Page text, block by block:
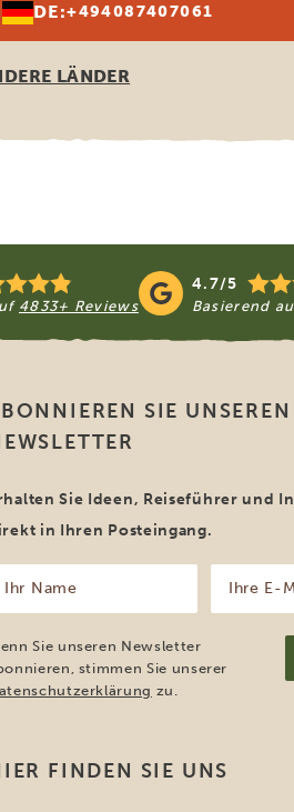
DE:+494087407061
LÄNDER
4833+ Reviews
4.7/5
Basierend
SIE UNSEREN
Sie Ideen, Reiseführer und
in Ihren Posteingang.
Mail-
Sie unseren Newsletter
stimmen Sie unserer
zu.
FINDEN SIE UNS